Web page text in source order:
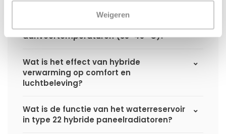
Weigeren
Hoe presteert een hybride
aanvoertemperaturen (35–45 °C)?
Wat is het effect van hybride
verwarming op comfort en
luchtbeleving?
Wat is de functie van het waterreservoir
in type 22 hybride paneelradiatoren?